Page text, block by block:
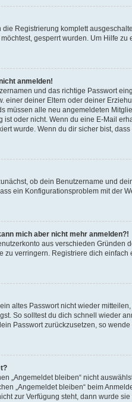
Registrierung komplett
gesperrt wurden. Um Hilfe
anmelden!
und das richtige Passwort
einer deiner Eltern oder deiner
müssen alle neu angemeldeten
ist oder nicht. Wenn du eine E-Mail
wurde. Wenn du dir sicher bist,
ob dein Benutzername und
ein Konfigurationsproblem mit der
mich aber nicht mehr anmelden?!
aus verschieden
verringern. Registriere dich
altes Passwort nicht wieder
So solltest du dich schnell wieder
Passwort zurückzusetzen, so
„Angemeldet bleiben“ nicht
„Angemeldet bleiben“ beim
zur Verfügung steht, dann wurde